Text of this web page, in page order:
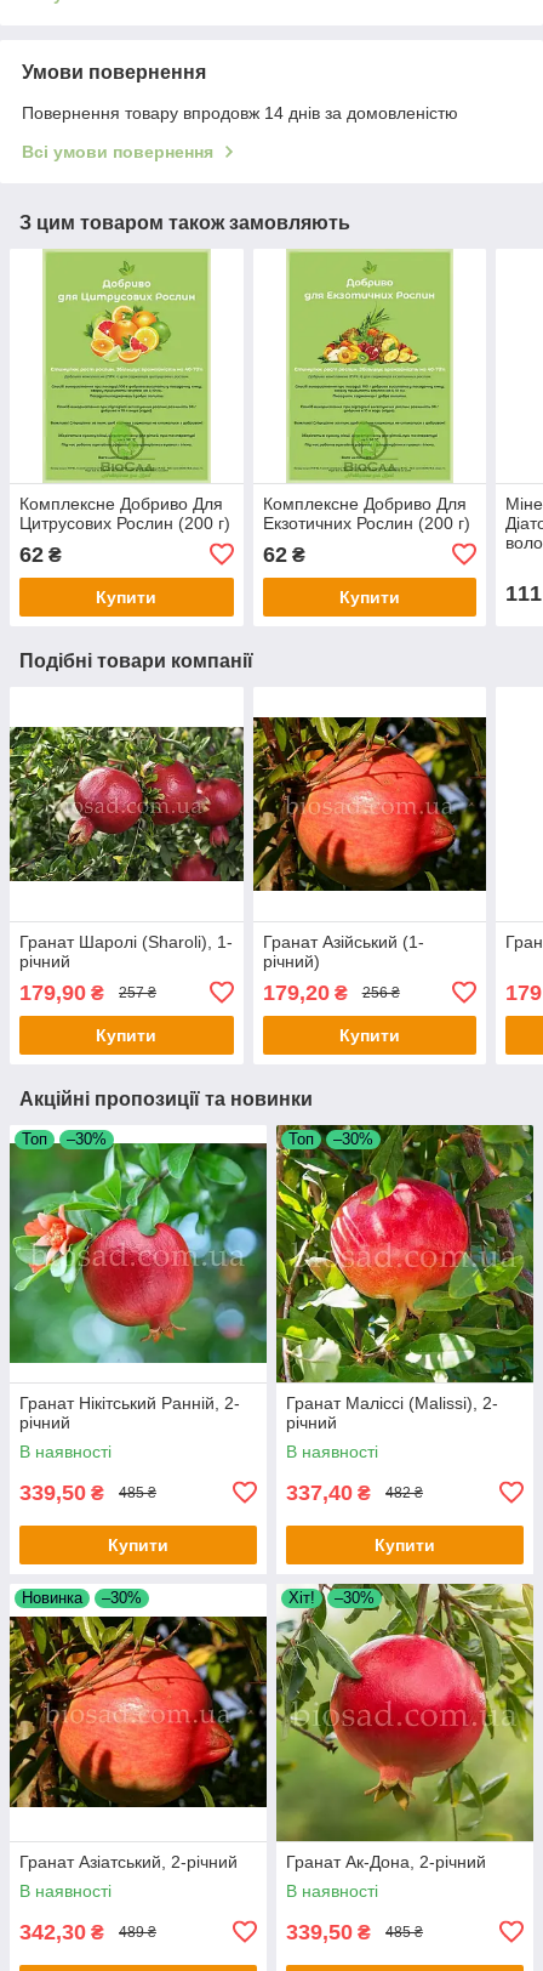
Умови повернення
Повернення товару впродовж 14 днів за домовленістю
Всі умови повернення
З цим товаром також замовляють
Комплексне Добриво Для
Цитрусових Рослин (200 г)
62 ₴
Купити
Комплексне Добриво Для
Екзотичних Рослин (200 г)
62₴
Купити 111
Подібні товари компанії
Гранат Шаролі (Sharoli), 1-
річний
179,90 ₴ 257 ₴
Купити
Гранат Азійський (1-
річний)
179,20₴ 256 ₴
Купити
Акційні пропозиції та новинки
Топ –30%
Гранат Нікітський Ранній, 2-
річний
В наявності
339,50 ₴ 485 ₴
Купити
Топ –30%
Гранат Маліссі (Malissi), 2-
річний
В наявності
337,40 ₴ 482 ₴
Купити
Новинка –30%
Гранат Азіатський, 2-річний
В наявності
342,30 ₴ 489 ₴
Хіт! –30%
Гранат Ак-Дона, 2-річний
В наявності
339,50 ₴ 485 ₴